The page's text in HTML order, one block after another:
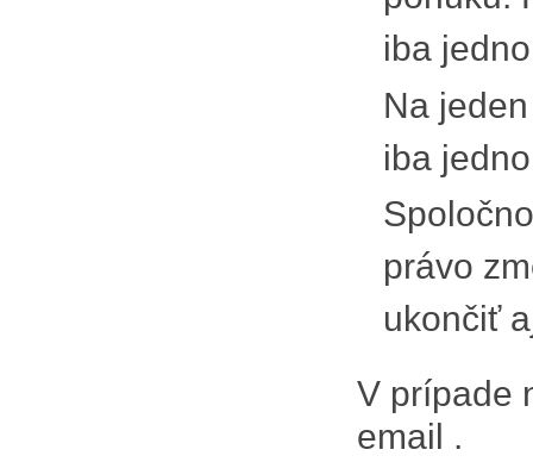
iba
​Na
iba
právo
ukončiť
V prípade
email .